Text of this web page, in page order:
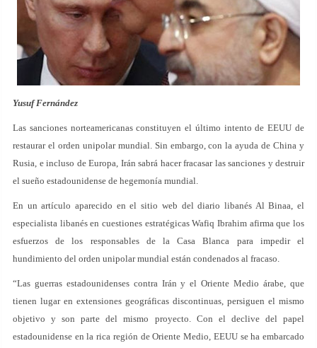
Yusuf Fernández
Las sanciones norteamericanas constituyen el último intento de EEUU de
restaurar el orden unipolar mundial. Sin embargo, con la ayuda de China y
Rusia, e incluso de Europa, Irán sabrá hacer fracasar las sanciones y destruir
el sueño estadounidense de hegemonía mundial.
En un artículo aparecido en el sitio web del diario libanés Al Binaa, el
especialista libanés en cuestiones estratégicas Wafiq Ibrahim afirma que los
esfuerzos de los responsables de la Casa Blanca para impedir el
hundimiento del orden unipolar mundial están condenados al fracaso.
“Las guerras estadounidenses contra Irán y el Oriente Medio árabe, que
tienen lugar en extensiones geográficas discontinuas, persiguen el mismo
objetivo y son parte del mismo proyecto. Con el declive del papel
estadounidense en la rica región de Oriente Medio, EEUU se ha embarcado